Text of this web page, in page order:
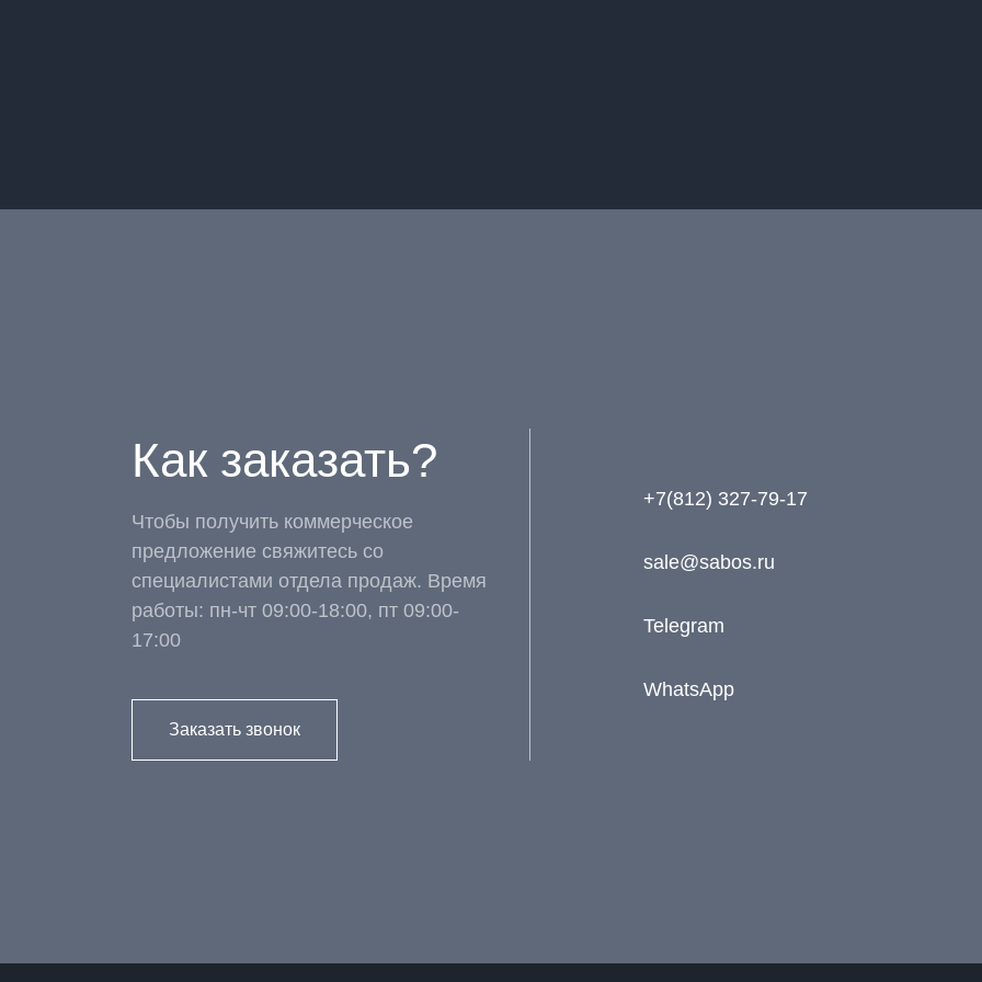
Как заказать?
Чтобы получить коммерческое
предложение свяжитесь со
специалистами отдела продаж. Время
работы: пн-чт 09:00-18:00, пт 09:00-
17:00
Заказать звонок
+7(812) 327-79-17
sale@sabos.ru
Telegram
WhatsApp